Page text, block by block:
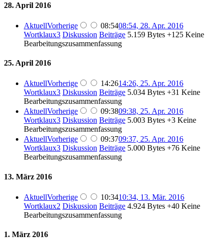
28. April 2016
AktuellVorherige 08:5408:54, 28. Apr. 2016
Wortklaux3 Diskussion Beiträge 5.159 Bytes +125 Keine
Bearbeitungszusammenfassung
25. April 2016
AktuellVorherige 14:2614:26, 25. Apr. 2016
Wortklaux3 Diskussion Beiträge 5.034 Bytes +31 Keine
Bearbeitungszusammenfassung
AktuellVorherige 09:3809:38, 25. Apr. 2016
Wortklaux3 Diskussion Beiträge 5.003 Bytes +3 Keine
Bearbeitungszusammenfassung
AktuellVorherige 09:3709:37, 25. Apr. 2016
Wortklaux3 Diskussion Beiträge 5.000 Bytes +76 Keine
Bearbeitungszusammenfassung
13. März 2016
AktuellVorherige 10:3410:34, 13. Mär. 2016
Wortklaux2 Diskussion Beiträge 4.924 Bytes +40 Keine
Bearbeitungszusammenfassung
1. März 2016